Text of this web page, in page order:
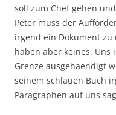
soll zum Chef gehen
Peter muss der
irgend ein Dokument
haben aber keines.
Grenze ausgehaendigt
seinem schlauen Buch
Paragraphen auf uns